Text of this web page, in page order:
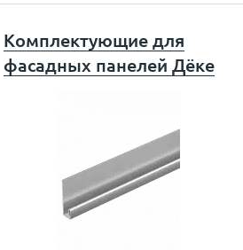
Комплектующие для
фасадных панелей Дёке